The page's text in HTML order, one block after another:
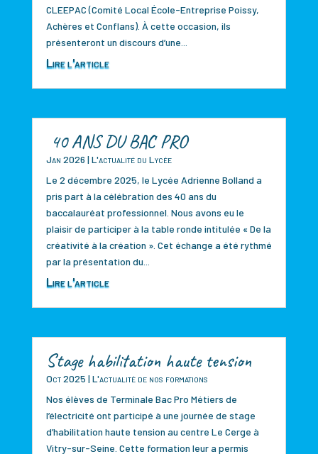
CLEEPAC (Comité Local École-Entreprise Poissy,
Achères et Conflans). À cette occasion, ils
présenteront un discours d’une...
Lire l'article
40 ANS DU BAC PRO
Jan 2026 | L'actualité du Lycée
Le 2 décembre 2025, le Lycée Adrienne Bolland a
pris part à la célébration des 40 ans du
baccalauréat professionnel. Nous avons eu le
plaisir de participer à la table ronde intitulée « De la
créativité à la création ». Cet échange a été rythmé
par la présentation du...
Lire l'article
Stage habilitation haute tension
Oct 2025 | L'actualité de nos formations
Nos élèves de Terminale Bac Pro Métiers de
l’électricité ont participé à une journée de stage
d’habilitation haute tension au centre Le Cerge à
Vitry-sur-Seine. Cette formation leur a permis